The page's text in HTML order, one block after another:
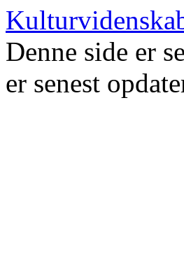
Denne side er
er senest